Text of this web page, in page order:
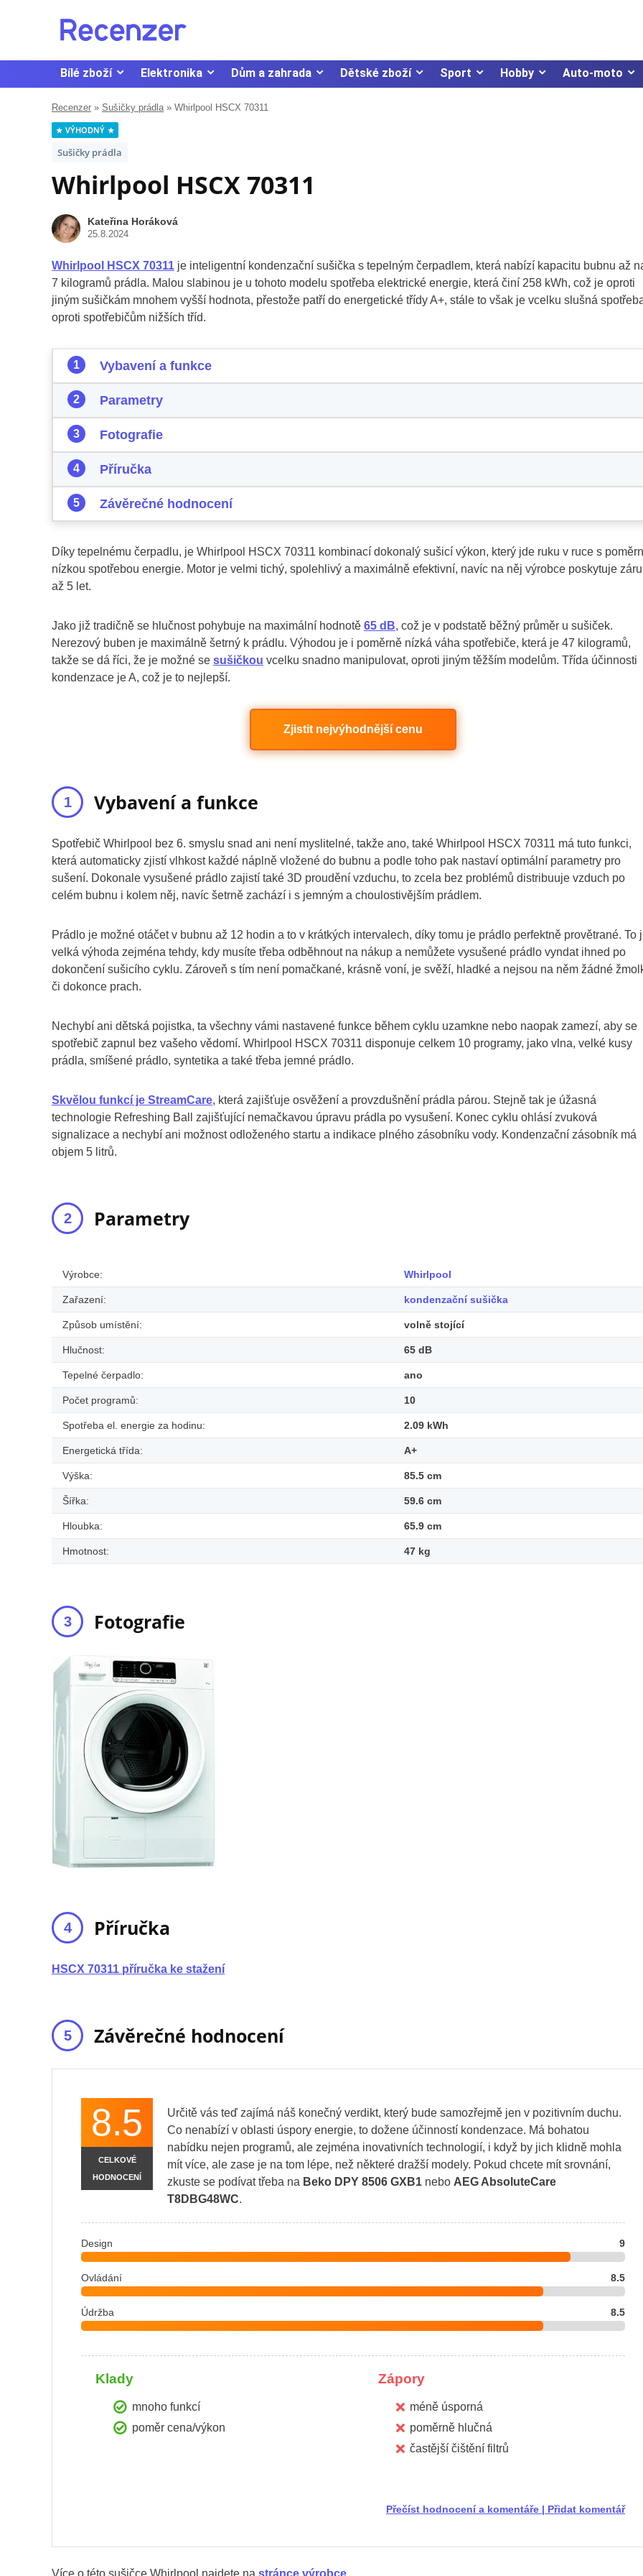
Bílé zboží Elektronika Dům a zahrada Dětské zboží Sport Hobby Auto-moto
Recenzer » Sušičky prádla » Whirlpool HSCX 70311
VÝHODNÝ
Sušičky prádla
Whirlpool HSCX 70311
Kateřina Horáková
25.8.2024
Whirlpool HSCX 70311 je inteligentní kondenzační sušička s tepelným čerpadlem, která nabízí kapacitu bubnu až
7 kilogramů prádla. Malou slabinou je u tohoto modelu spotřeba elektrické energie, která činí 258 kWh, což je oproti
jiným sušičkám mnohem vyšší hodnota, přestože patří do energetické třídy A+, stále to však je vcelku slušná
oproti spotřebičům nižších tříd.
Vybavení a funkce
Parametry
Fotografie
Příručka
Závěrečné hodnocení
Díky tepelnému čerpadlu, je Whirlpool HSCX 70311 kombinací dokonalý sušicí výkon, který jde ruku v ruce s
nízkou spotřebou energie. Motor je velmi tichý, spolehlivý a maximálně efektivní, navíc na něj výrobce poskytuje
až 5 let.
Jako již tradičně se hlučnost pohybuje na maximální hodnotě 65 dB, což je v podstatě běžný průměr u sušiček.
Nerezový buben je maximálně šetrný k prádlu. Výhodou je i poměrně nízká váha spotřebiče, která je 47 kilogramů,
takže se dá říci, že je možné se sušičkou vcelku snadno manipulovat, oproti jiným těžším modelům. Třída účinnosti
kondenzace je A, což je to nejlepší.
Zjistit nejvýhodnější cenu
Vybavení a funkce
Spotřebič Whirlpool bez 6. smyslu snad ani není myslitelné, takže ano, také Whirlpool HSCX 70311 má tuto funkci,
která automaticky zjistí vlhkost každé náplně vložené do bubnu a podle toho pak nastaví optimální parametry pro
sušení. Dokonale vysušené prádlo zajistí také 3D proudění vzduchu, to zcela bez problémů distribuuje vzduch po
celém bubnu i kolem něj, navíc šetrně zachází i s jemným a choulostivějším prádlem.
Prádlo je možné otáčet v bubnu až 12 hodin a to v krátkých intervalech, díky tomu je prádlo perfektně provětrané. To
velká výhoda zejména tehdy, kdy musíte třeba odběhnout na nákup a nemůžete vysušené prádlo vyndat ihned po
dokončení sušicího cyklu. Zároveň s tím není pomačkané, krásně voní, je svěží, hladké a nejsou na něm žádné
či dokonce prach.
Nechybí ani dětská pojistka, ta všechny vámi nastavené funkce během cyklu uzamkne nebo naopak zamezí, aby se
spotřebič zapnul bez vašeho vědomí. Whirlpool HSCX 70311 disponuje celkem 10 programy, jako vlna, velké kusy
prádla, smíšené prádlo, syntetika a také třeba jemné prádlo.
Skvělou funkcí je StreamCare, která zajišťuje osvěžení a provzdušnění prádla párou. Stejně tak je úžasná
technologie Refreshing Ball zajišťující nemačkavou úpravu prádla po vysušení. Konec cyklu ohlásí zvuková
signalizace a nechybí ani možnost odloženého startu a indikace plného zásobníku vody. Kondenzační zásobník má
objem 5 litrů.
Parametry
Výrobce: Whirlpool
Zařazení: kondenzační sušička
Způsob umístění: volně stojící
Hlučnost: 65 dB
Tepelné čerpadlo: ano
Počet programů: 10
Spotřeba el. energie za hodinu: 2.09 kWh
Energetická třída: A+
Výška: 85.5 cm
Šířka: 59.6 cm
Hloubka: 65.9 cm
Hmotnost: 47 kg
Fotografie
Příručka
HSCX 70311 příručka ke stažení
Závěrečné hodnocení
8.5
CELKOVÉ
HODNOCENÍ
Určitě vás teď zajímá náš konečný verdikt, který bude samozřejmě jen v pozitivním duchu.
Co nenabízí v oblasti úspory energie, to dožene účinností kondenzace. Má bohatou
nabídku nejen programů, ale zejména inovativních technologií, i když by jich klidně mohla
mít více, ale zase je na tom lépe, než některé dražší modely. Pokud chcete mít srovnání,
zkuste se podívat třeba na Beko DPY 8506 GXB1 nebo AEG AbsoluteCare
T8DBG48WC.
Design 9
Ovládání 8.5
Údržba 8.5
Klady
mnoho funkcí
poměr cena/výkon
Zápory
méně úsporná
poměrně hlučná
častější čištění filtrů
Přidat komentář
|
Přečíst hodnocení a komentáře
Více o této sušičce Whirlpool najdete na stránce výrobce